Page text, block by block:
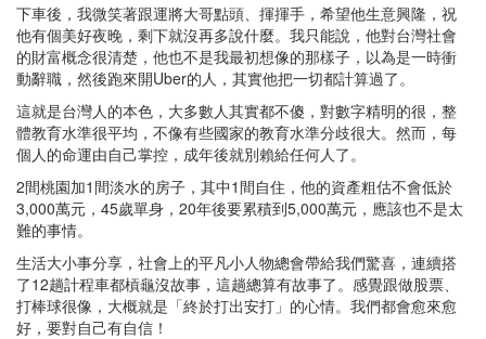
下車後，我微笑著跟運將大哥點頭、揮揮手，希望他生意興隆，祝
他有個美好夜晚，剩下就沒再多說什麼。我只能說，他對台灣社會
的財富概念很清楚，他也不是我最初想像的那樣子，以為是一時衝
動辭職，然後跑來開Uber的人，其實他把一切都計算過了。
這就是台灣人的本色，大多數人其實都不傻，對數字精明的很，整
體教育水準很平均，不像有些國家的教育水準分歧很大。然而，每
個人的命運由自己掌控，成年後就別賴給任何人了。
2間桃園加1間淡水的房子，其中1間自住，他的資產粗估不會低於
3,000萬元，45歲單身，20年後要累積到5,000萬元，應該也不是太
難的事情。
生活大小事分享，社會上的平凡小人物總會帶給我們驚喜，連續搭
了12趟計程車都槓龜沒故事，這趟總算有故事了。感覺跟做股票、
打棒球很像，大概就是「終於打出安打」的心情。我們都會愈來愈
好，要對自己有自信！